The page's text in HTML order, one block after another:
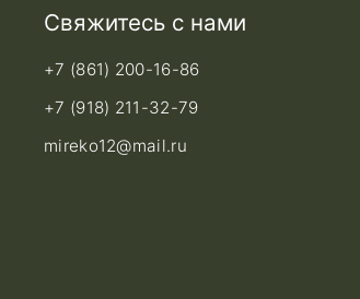
Свяжитесь с нами
+7 (861) 200-16-86
+7 (918) 211-32-79
mireko12@mail.ru